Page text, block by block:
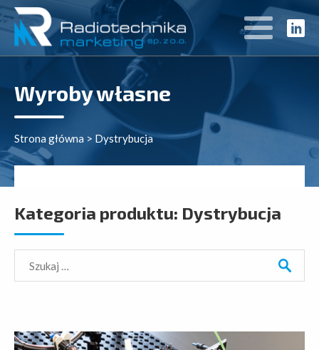
Wyroby własne
Strona główna > Dystrybucja
Kategoria produktu: Dystrybucja